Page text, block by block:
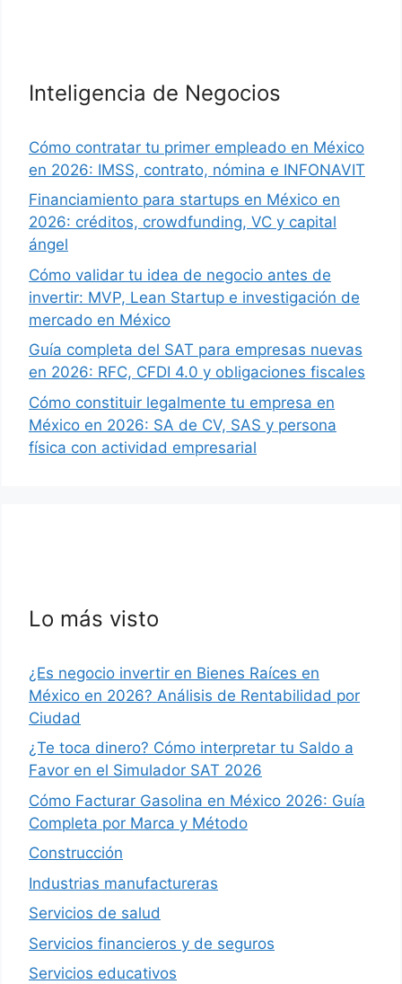
Inteligencia de Negocios
Cómo contratar tu primer empleado en México
en 2026: IMSS, contrato, nómina e INFONAVIT
Financiamiento para startups en México en
2026: créditos, crowdfunding, VC y capital
ángel
Cómo validar tu idea de negocio antes de
invertir: MVP, Lean Startup e investigación de
mercado en México
Guía completa del SAT para empresas nuevas
en 2026: RFC, CFDI 4.0 y obligaciones fiscales
Cómo constituir legalmente tu empresa en
México en 2026: SA de CV, SAS y persona
física con actividad empresarial
Lo más visto
¿Es negocio invertir en Bienes Raíces en
México en 2026? Análisis de Rentabilidad por
Ciudad
¿Te toca dinero? Cómo interpretar tu Saldo a
Favor en el Simulador SAT 2026
Cómo Facturar Gasolina en México 2026: Guía
Completa por Marca y Método
Construcción
Industrias manufactureras
Servicios de salud
Servicios financieros y de seguros
Servicios educativos